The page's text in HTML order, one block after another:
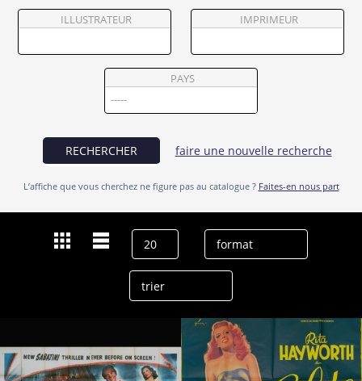
Vendre
ILLUSTRATEUR IMPRIMEUR
PAYS
RECHERCHER faire une nouvelle recherche
L’affiche que vous cherchez ne figure pas au catalogue ? Faites-en nous part